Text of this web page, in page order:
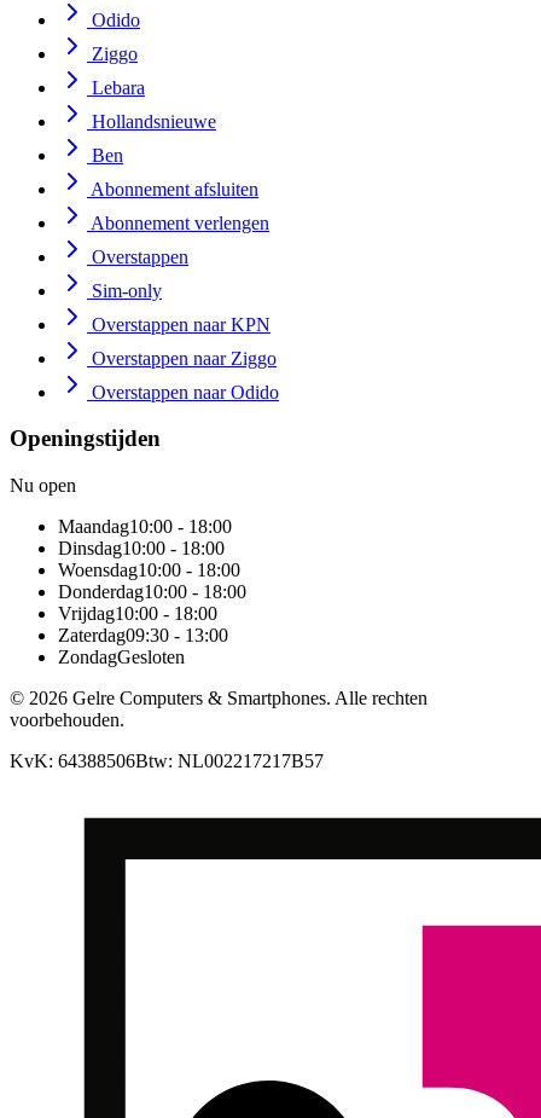
Odido
Ziggo
Lebara
Hollandsnieuwe
Ben
Abonnement afsluiten
Abonnement verlengen
Overstappen
Sim-only
Overstappen naar KPN
Overstappen naar Ziggo
Overstappen naar Odido
Openingstijden
Nu open
Maandag10:00 - 18:00
Dinsdag10:00 - 18:00
Woensdag10:00 - 18:00
Donderdag10:00 - 18:00
Vrijdag10:00 - 18:00
Zaterdag09:30 - 13:00
ZondagGesloten
© 2026 Gelre Computers & Smartphones. Alle rechten
voorbehouden.
KvK: 64388506Btw: NL002217217B57